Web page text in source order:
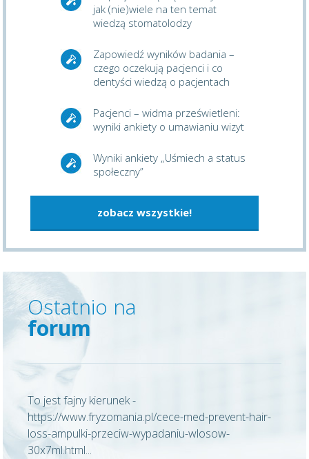
jak (nie)wiele na ten temat
wiedzą stomatolodzy
Zapowiedź wyników badania –
czego oczekują pacjenci i co
dentyści wiedzą o pacjentach
Pacjenci – widma prześwietleni:
wyniki ankiety o umawianiu wizyt
Wyniki ankiety „Uśmiech a status
społeczny”
zobacz wszystkie!
Ostatnio na
forum
To jest fajny kierunek -
https://www.fryzomania.pl/cece-med-prevent-hair-
loss-ampulki-przeciw-wypadaniu-wlosow-
30x7ml.html...